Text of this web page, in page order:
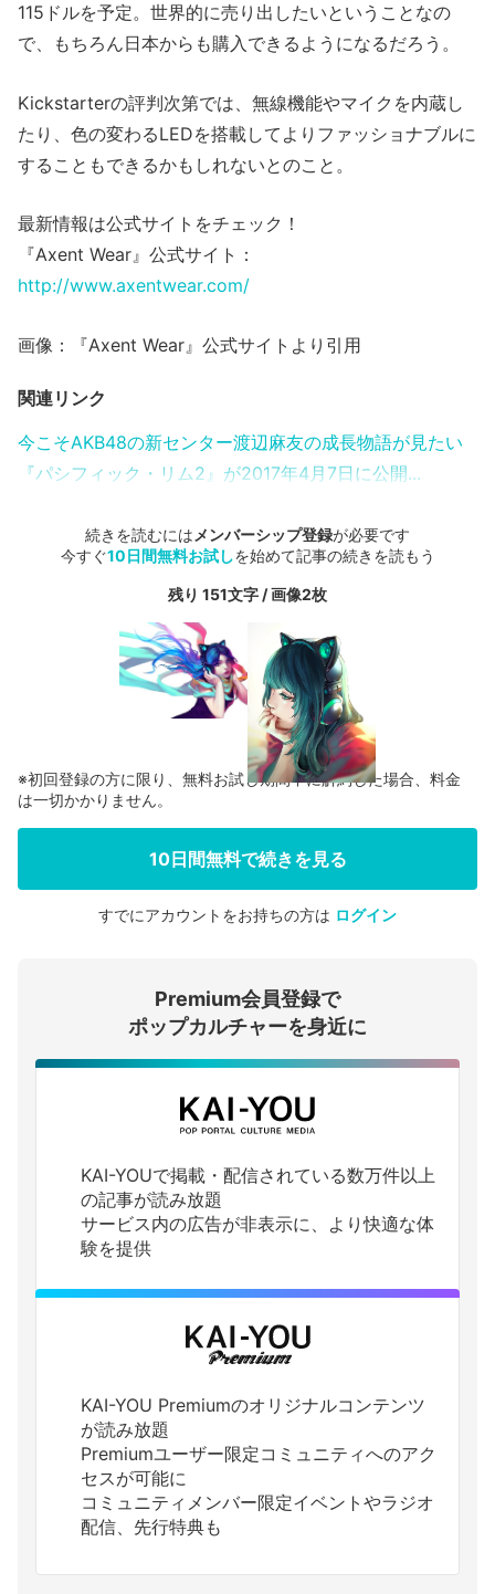
115ドルを予定。世界的に売り出したいということなの
で、もちろん日本からも購入できるようになるだろう。
Kickstarterの評判次第では、無線機能やマイクを内蔵し
たり、色の変わるLEDを搭載してよりファッショナブルに
することもできるかもしれないとのこと。
最新情報は公式サイトをチェック！
『Axent Wear』公式サイト：
http://www.axentwear.com/
画像：『Axent Wear』公式サイトより引用
関連リンク
今こそAKB48の新センター渡辺麻友の成長物語が見たい
『パシフィック・リム2』が2017年4月7日に公開...
続きを読むには メンバーシップ登録が必要です
今すぐ10日間無料お試しを始めて記事の続きを読もう
残り 151文字 / 画像2枚
会員登録する
ログインする
※初回登録の方に限り、無料お試し期間中に解約した場合、料金
は一切かかりません。
10日間無料で続きを見る
すでにアカウントをお持ちの方は ログイン
Premium会員登録で
ポップカルチャーを身近に
KAI-YOUで掲載・配信されている数万件以上
の記事が読み放題
サービス内の広告が非表示に、より快適な体
験を提供
KAI-YOU Premiumのオリジナルコンテンツ
が読み放題
Premiumユーザー限定コミュニティへのアク
セスが可能に
コミュニティメンバー限定イベントやラジオ
配信、先行特典も